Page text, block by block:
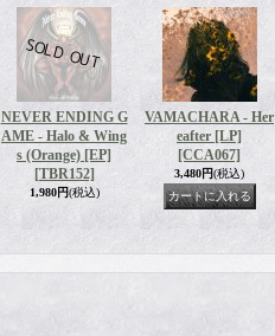
NEVER ENDING G
AME - Halo & Wing
s (Orange) [EP]
[TBR152]
1,980円(税込)
VAMACHARA - Her
eafter [LP]
[CCA067]
3,480円(税込)